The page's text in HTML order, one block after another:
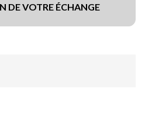
DE VOTRE ÉCHANGE